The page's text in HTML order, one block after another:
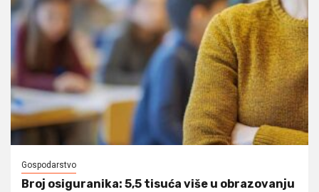
Gospodarstvo
Broj osiguranika: 5,5 tisuća više u obrazovanju